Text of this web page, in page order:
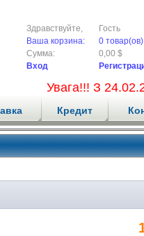
Здравствуйте,
Гость
Ваша корзина:
0 товар(ов)
Сумма:
0,00 $
Вход
Увага!!! З
Кредит